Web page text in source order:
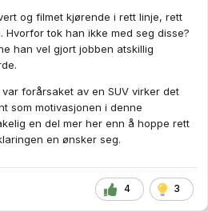
og filmet kjørende i rett linje, rett
tok han ikke med seg disse?
han vel gjort jobben atskillig
forårsaket av en SUV virker det
som motivasjonen i denne
en del mer her enn å hoppe rett
en ønsker seg.
4 3